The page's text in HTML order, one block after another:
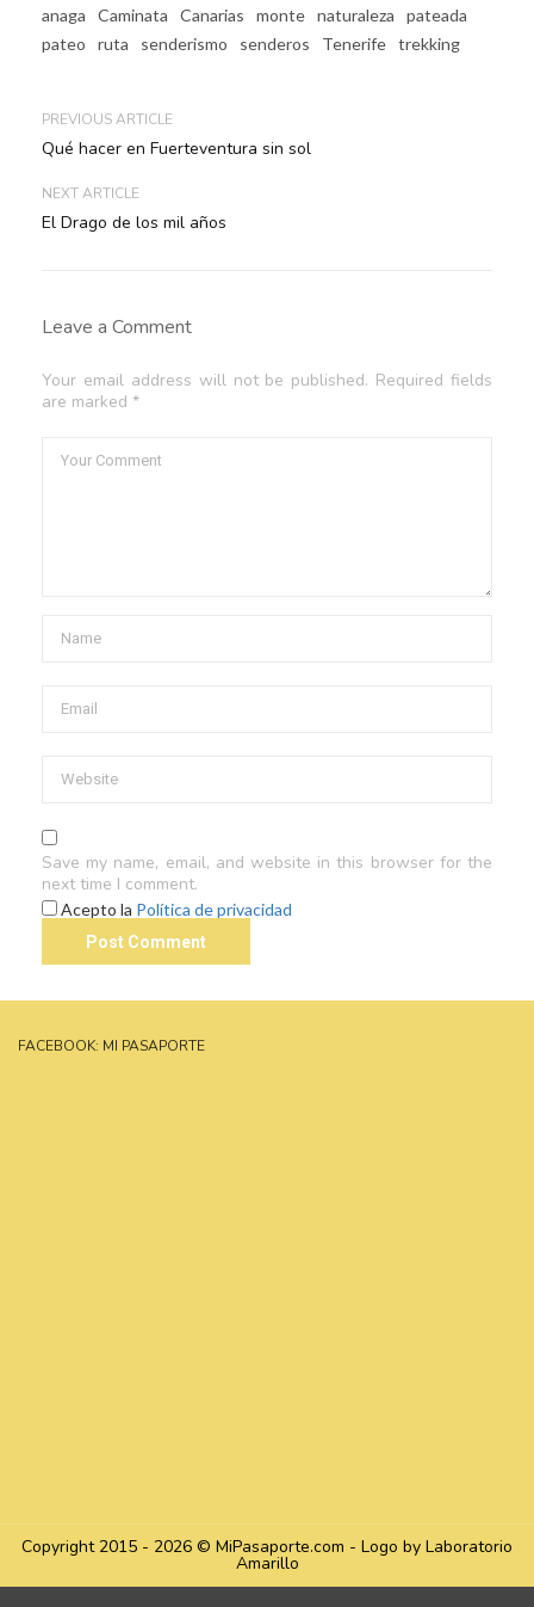
anaga
Caminata Canarias monte naturaleza
pateada
pateo
ruta senderismo senderos Tenerife trekking
PREVIOUS ARTICLE
Qué hacer en Fuerteventura sin sol
NEXT ARTICLE
El Drago de los mil años
Leave a Comment
Your email address will not be published. Required fields
are marked *
Save my name, email, and website in this browser for the
next time I comment.
Acepto la Política de privacidad
FACEBOOK: MI PASAPORTE
Copyright 2015 - 2026 © MiPasaporte.com - Logo by Laboratorio
Amarillo